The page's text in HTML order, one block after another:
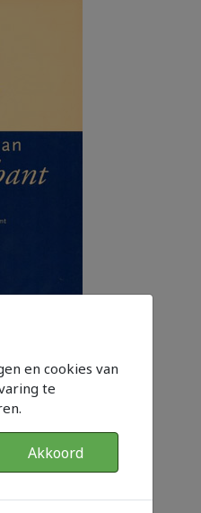
den Eerenbeemt
en cookies van
te
Akkoord